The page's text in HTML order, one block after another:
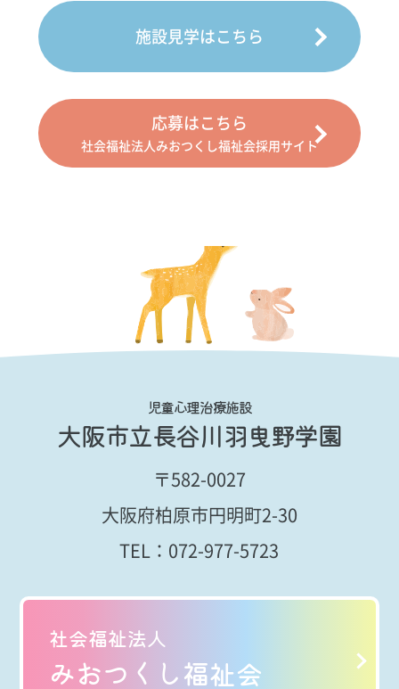
施設見学はこちら
応募はこちら
社会福祉法人みおつくし福祉会採用サイト
児童心理治療施設
大阪市立長谷川羽曳野学園
〒582-0027
大阪府柏原市円明町2-30
TEL： 072-977-5723
社会福祉法人
みおつくし福祉会